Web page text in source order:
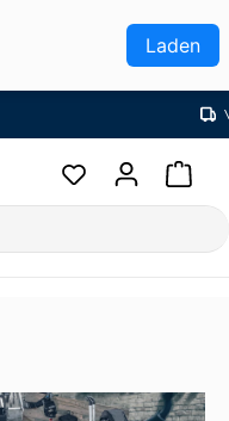
Laden